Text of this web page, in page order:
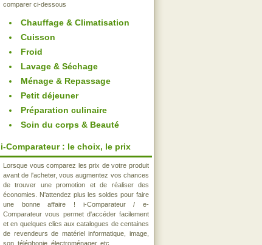
comparer ci-dessous
Chauffage & Climatisation
Cuisson
Froid
Lavage & Séchage
Ménage & Repassage
Petit déjeuner
Préparation culinaire
Soin du corps & Beauté
i-Comparateur : le choix, le prix
Lorsque vous comparez les prix de votre produit
avant de l'acheter, vous augmentez vos chances
de trouver une promotion et de réaliser des
économies. N'attendez plus les soldes pour faire
une bonne affaire ! i-Comparateur / e-
Comparateur vous permet d'accéder facilement
et en quelques clics aux catalogues de centaines
de revendeurs de matériel informatique, image,
son, téléphonie, électroménager, etc..